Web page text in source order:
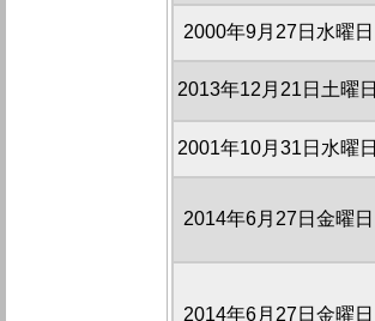
2000年9月27日水曜日
2013年12月21日土曜日
2001年10月31日水曜日
2014年6月27日金曜日
2014年6月27日金曜日